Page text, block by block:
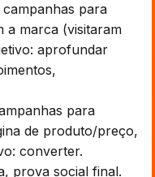
campanhas para
a marca (visitaram
aprofundar
para
de produto/preço,
converter.
prova social final.